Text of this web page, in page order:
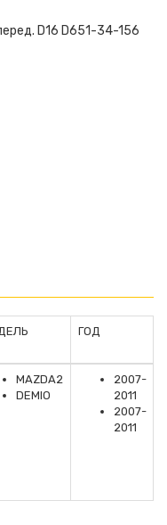
D16 D651-34-156
ГОД
MAZDA2
DEMIO
2007-
2011
2007-
2011